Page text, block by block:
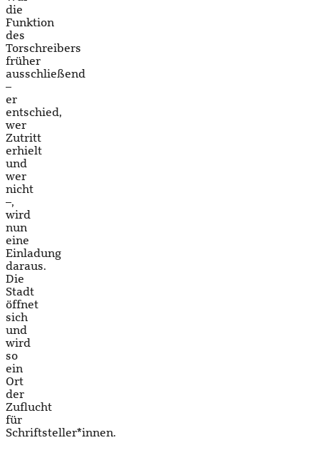
die
Funktion
des
Torschreibers
früher
ausschließend
–
er
entschied,
wer
Zutritt
erhielt
und
wer
nicht
–,
wird
nun
eine
Einladung
daraus.
Die
Stadt
öffnet
sich
und
wird
so
ein
Ort
der
Zuflucht
für
Schriftsteller*innen.